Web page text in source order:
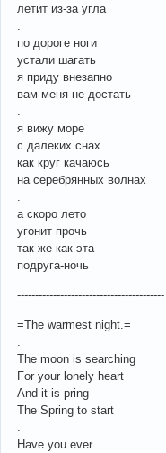
летит из-за угла
по дороге ноги
устали шагать
я приду внезапно
вам меня не достать
я вижу море
с далеких снах
как круг качаюсь
на серебрянных волнах
а скоро лето
угонит прочь
так же как эта
подруга-ночь
-----------------------------------------
=The warmest night.=
The moon is searching
For your lonely heart
And it is pring
The Spring to start
Have you ever